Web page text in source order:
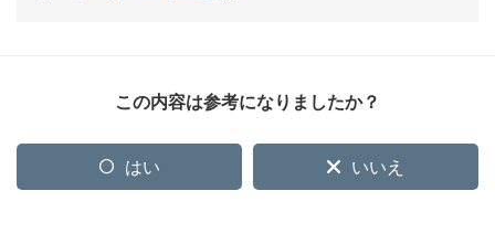
この内容は参考になりましたか？
はい いいえ